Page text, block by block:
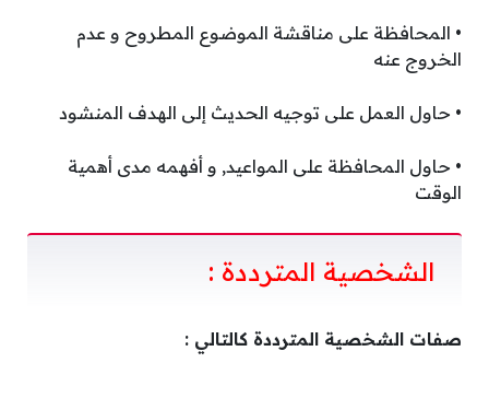
• المحافظة على مناقشة الموضوع المطروح و عدم
الخروج عنه
• حاول العمل على توجيه الحديث إلى الهدف المنشود
• حاول المحافظة على المواعيد, و أفهمه مدى أهمية
الوقت
الشخصية المترددة :
صفات الشخصية المترددة كالتالي :